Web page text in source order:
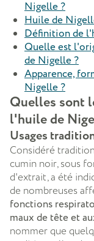
Nigelle ?
Huile de
Définition de
Quelle est
de Nigelle ?
Apparence,
Nigelle ?
Quelles sont
l'huile de
​Usages
Considéré
cumin noir, sous
d'extrait, a été
de nombreuses
fonctions
maux de tête et
nommer que